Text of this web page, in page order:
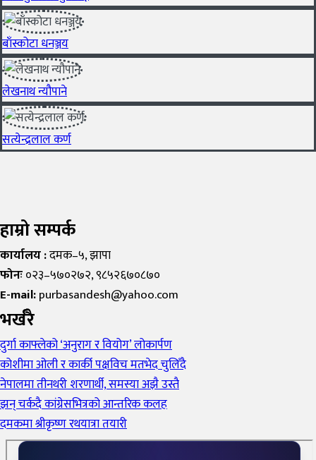
बाँस्कोटा धनञ्जय
लेखनाथ न्यौपाने
सत्येन्द्रलाल कर्ण
हाम्रो सम्पर्क
कार्यालय :दमक–५, झापा
फोनः०२३–५७०२७२, ९८५२६७०८७०
E-mail:purbasandesh@yahoo.com
भर्खरै
दुर्गा काफ्लेको ‘अनुराग र वियोग’ लोकार्पण
कोशीमा ओली र कार्की पक्षविच मतभेद चुलिँदै
नेपालमा तीनथरी शरणार्थी, समस्या अझै उस्तै
झन् चर्कदै कांग्रेसभित्रको आन्तरिक कलह
दमकमा श्रीकृष्ण रथयात्रा तयारी